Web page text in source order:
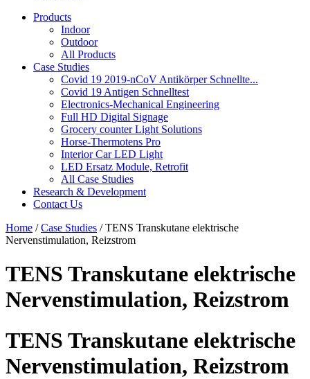
Products
Indoor
Outdoor
All Products
Case Studies
Covid 19 2019-nCoV Antikörper Schnellte...
Covid 19 Antigen Schnelltest
Electronics-Mechanical Engineering
Full HD Digital Signage
Grocery counter Light Solutions
Horse-Thermotens Pro
Interior Car LED Light
LED Ersatz Module, Retrofit
All Case Studies
Research & Development
Contact Us
Home /Case Studies /TENS Transkutane elektrische
Nervenstimulation, Reizstrom
TENS Transkutane elektrische
Nervenstimulation, Reizstrom
TENS Transkutane elektrische
Nervenstimulation, Reizstrom